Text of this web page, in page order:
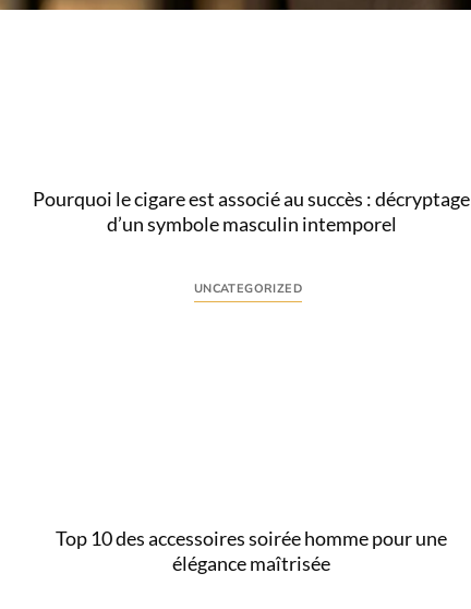
Pourquoi le cigare est associé au succès : décryptage
d’un symbole masculin intemporel
UNCATEGORIZED
Top 10 des accessoires soirée homme pour une
élégance maîtrisée